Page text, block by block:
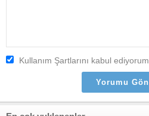
Kullanım Şartlarını kabul ediyorum